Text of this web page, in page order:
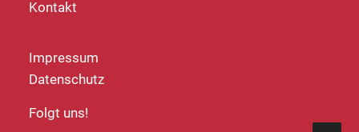
Kontakt
Impressum
Datenschutz
Folgt uns!